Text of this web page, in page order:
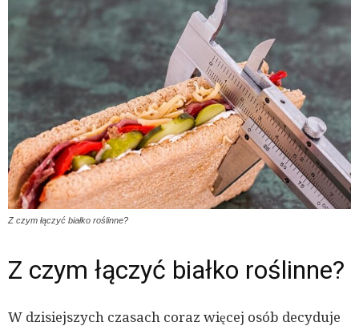
Z czym łączyć białko roślinne?
Z czym łączyć białko roślinne?
W dzisiejszych czasach coraz więcej osób decyduje